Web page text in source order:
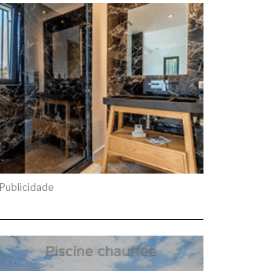
Publicidade